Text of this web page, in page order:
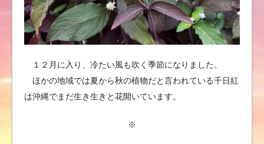
１２月に入り、冷たい風も吹く季節になりました。
ほかの地域では夏から秋の植物だと言われている千日紅
は沖縄でまだ生き生きと花開いています。
※